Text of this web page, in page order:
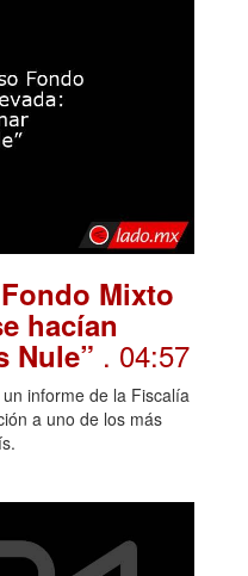
Mixto
hacían
Nule” . 04:57
informe de la Fiscalía
a uno de los más